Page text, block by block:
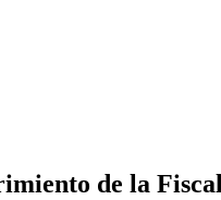
de la